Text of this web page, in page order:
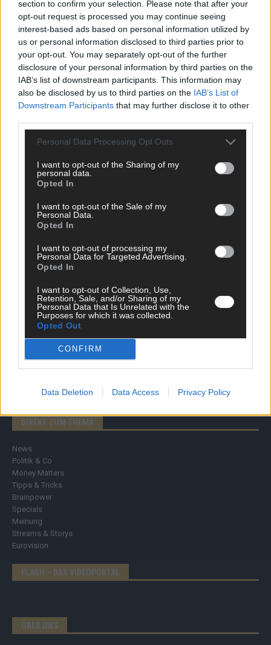
section to confirm your selection. Please note that after your
opt-out request is processed you may continue seeing
interest-based ads based on personal information utilized by
us or personal information disclosed to third parties prior to
your opt-out. You may separately opt-out of the further
disclosure of your personal information by third parties on the
IAB’s list of downstream participants. This information may
also be disclosed by us to third parties on the IAB’s List of
Downstream Participants that may further disclose it to other
Personal Data Processing Opt Outs
I want to opt-out of the Sharing of my
personal data.
Opted In
I want to opt-out of the Sale of my
Personal Data.
Opted In
I want to opt-out of processing my
Personal Data for Targeted Advertising.
Opted In
I want to opt-out of Collection, Use,
Retention, Sale, and/or Sharing of my
Personal Data that Is Unrelated with the
Purposes for which it was collected.
Opted Out
CONFIRM
Data Deletion Data Access Privacy Policy
AD
WERBE BEI UNS!
DIREKT ZUM THEMA
News
Politik & Co
Money Matters
Tipps & Tricks
Brainpower
Specials
Meinung
Streams & Storys
Eurovision
FLASH – DAS VIDEOPORTAL
ÜBER UNS